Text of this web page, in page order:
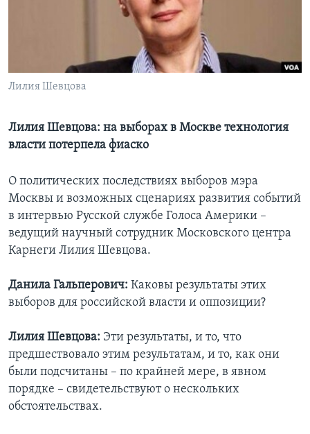
СОЦИАЛЬНЫЕ СЕТИ
Языки
Лилия Шевцова
Лилия Шевцова: на выборах в Москве технология
власти потерпела фиаско
О политических последствиях выборов мэра
Москвы и возможных сценариях развития событий
в интервью Русской службе Голоса Америки –
ведущий научный сотрудник Московского центра
Карнеги Лилия Шевцова.
Данила Гальперович: Каковы результаты этих
выборов для российской власти и оппозиции?
Лилия Шевцова: Эти результаты, и то, что
предшествовало этим результатам, и то, как они
были подсчитаны – по крайней мере, в явном
порядке – свидетельствуют о нескольких
обстоятельствах.